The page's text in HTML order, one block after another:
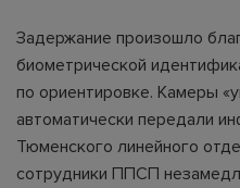
Задержание произошло
биометрической
по ориентировке. Камеры
автоматически передали
Тюменского линейного
сотрудники ППСП